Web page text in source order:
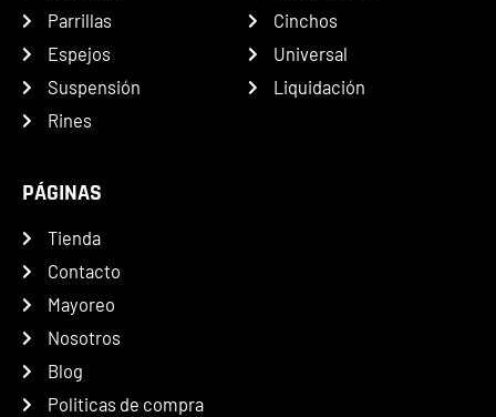
Parrillas
Espejos
Suspensión
Rines
Cinchos
Universal
Liquidación
PÁGINAS
Tienda
Contacto
Mayoreo
Nosotros
Blog
Politicas de compra